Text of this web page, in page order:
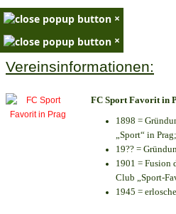
×
×
Vereinsinformationen:
FC Sport Favorit in
1898 =
„Sport“ in Prag;
19?? =
1901 = Fusion
Club „Sport-
1945 =